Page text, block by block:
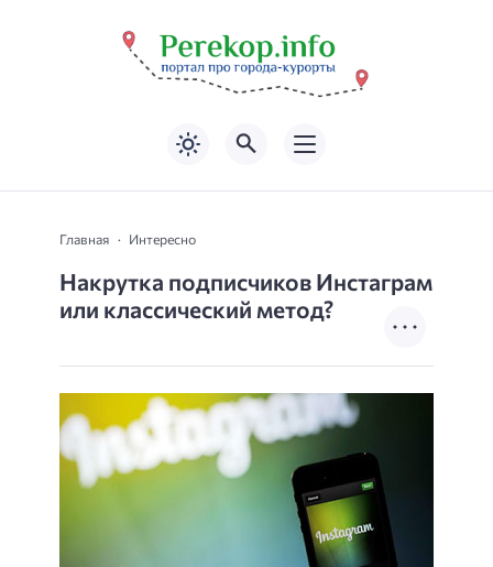
Главная Интересно
Накрутка подписчиков Инстаграм
или классический метод?